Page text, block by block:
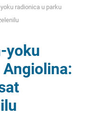
radionica u parku
yoku